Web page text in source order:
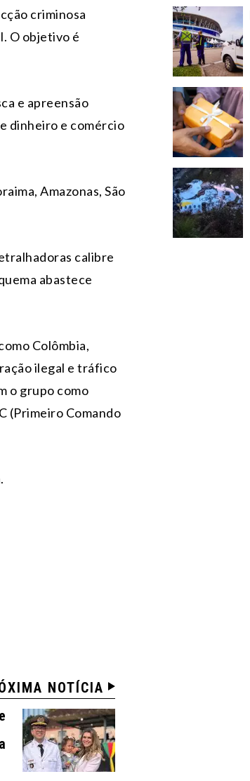
criminosa
O objetivo é
e apreensão
dinheiro e comércio
Amazonas, São
calibre
abastece
Colômbia,
ilegal e tráfico
o grupo como
(Primeiro Comando
NOTÍCIA